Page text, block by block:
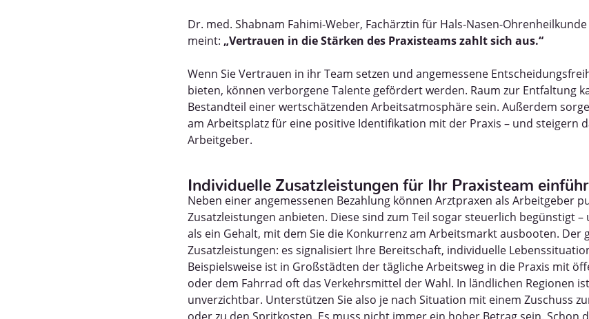
Dr. med. Shabnam Fahimi-Weber, Fachärztin für Hals-Nasen-
meint: „Vertrauen in die Stärken des Praxisteams zahlt sich aus.“
Wenn Sie Vertrauen in ihr Team setzen und angemessene
bieten, können verborgene Talente gefördert werden. Raum zur Entfaltung
Bestandteil einer wertschätzenden Arbeitsatmosphäre sein. Außerdem
am Arbeitsplatz für eine positive Identifikation mit der Praxis – und steigern
Arbeitgeber.
Individuelle Zusatzleistungen für Ihr Praxisteam
Neben einer angemessenen Bezahlung können Arztpraxen als Arbeitgeber
Zusatzleistungen anbieten. Diese sind zum Teil sogar steuerlich begünstigt
als ein Gehalt, mit dem Sie die Konkurrenz am Arbeitsmarkt ausbooten. Der
Zusatzleistungen: es signalisiert Ihre Bereitschaft, individuelle
Beispielsweise ist in Großstädten der tägliche Arbeitsweg in die Praxis mit
oder dem Fahrrad oft das Verkehrsmittel der Wahl. In ländlichen Regionen
unverzichtbar. Unterstützen Sie also je nach Situation mit einem Zuschuss